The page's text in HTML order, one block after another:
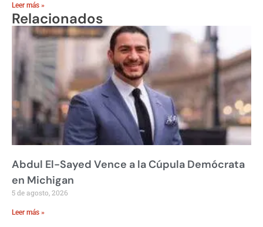
Leer más »
Relacionados
Abdul El-Sayed Vence a la Cúpula Demócrata
en Michigan
5 de agosto, 2026
Leer más »